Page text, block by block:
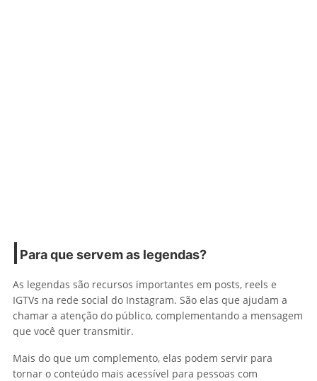
Para que servem as legendas?
As legendas são recursos importantes em posts, reels e
IGTVs na rede social do Instagram. São elas que ajudam a
chamar a atenção do público, complementando a mensagem
que você quer transmitir.
Mais do que um complemento, elas podem servir para
tornar o conteúdo mais acessível para pessoas com